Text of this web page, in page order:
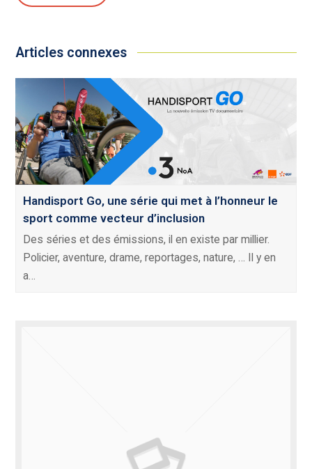
Articles connexes
Handisport Go, une série qui met à l’honneur le
sport comme vecteur d’inclusion
Des séries et des émissions, il en existe par millier.
Policier, aventure, drame, reportages, nature, … Il y en
a…